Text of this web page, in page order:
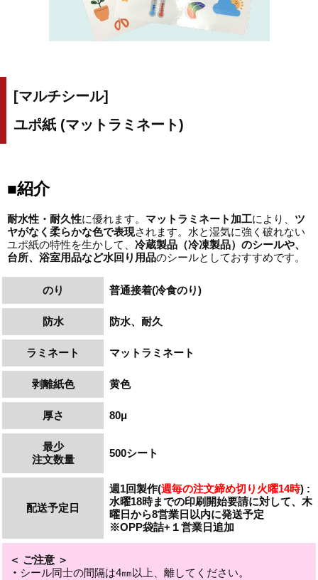
[マルチシール]
ユポ紙 (マットラミネート)
■紹介
耐水性・耐久性に優れます。 マットラミネート加工により、 ツ
ヤがなく柔らかな色で表現されます。水と湿気に強く破れない
ユポ紙の特性を生かして、 冷蔵製品（冷凍製品）のシールや、
台所、浴室用品など水回り用品のシールとしておすすめです。
のり 普通接着(冷食のり)
防水 防水、耐久
ラミネート マット ラミネート
剥離紙色 黄色
厚さ 80μ
最少
注文数量
500シート
配送予定日
週1回製作(週毎の注文締め切り火曜14時) :
水曜18時までの印刷開始要請に対して、木
曜日から8営業日以内に発送予定
※OPP袋詰+１営業日追加
＜ ご注意 ＞
・ シール同士の間隔は4㎜以上、離してください。